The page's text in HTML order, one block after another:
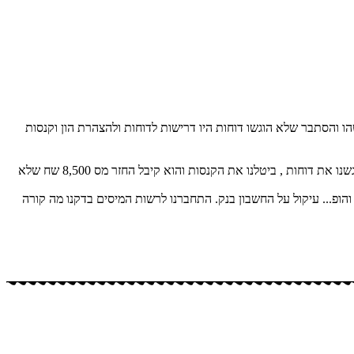
שלא הוגשו דוחות היו דרישות לדוחות ולהצהרת הון וקנסות
לקוח שהגיע עם קנסות ועיקולים על אי הגשת דוחות לא היה לו מושג עבור אלו שנים עליו להגיש בתוך שעה התחברנו לרשות המיסים הבנו מה הבעיה הגשנו את דוחות , ביטלנו את הקנסות והוא קיבל החזר מס 8,500 שח שלא
ומתי והופ... עיקול על החשבון בנק. התחברנו לרשות המיסים בדקנו מה קורה